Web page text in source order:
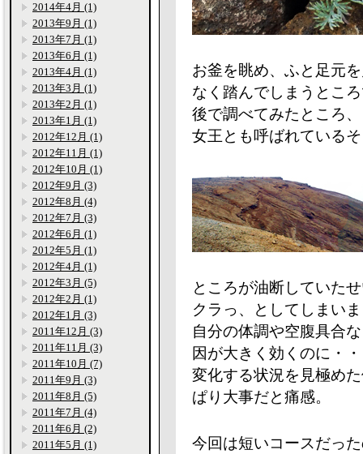
お釜を眺め、ふと足元
なく踏んでしまうとこ
後で調べてみたところ
女王とも呼ばれている
ところが油断していた
クラっ、としてしまい
自分の体調や空腹具合
因が大きく効くのに・
変化する状況を見極め
ぱり大事だと痛感。
今回は短いコースだっ
2014年4月 (1)
2013年9月 (1)
2013年7月 (1)
2013年6月 (1)
2013年4月 (1)
2013年3月 (1)
2013年2月 (1)
2013年1月 (1)
2012年12月 (1)
2012年11月 (1)
2012年10月 (1)
2012年9月 (3)
2012年8月 (4)
2012年7月 (3)
2012年6月 (1)
2012年5月 (1)
2012年4月 (1)
2012年3月 (5)
2012年2月 (1)
2012年1月 (3)
2011年12月 (3)
2011年11月 (3)
2011年10月 (7)
2011年9月 (3)
2011年8月 (5)
2011年7月 (4)
2011年6月 (2)
2011年5月 (1)